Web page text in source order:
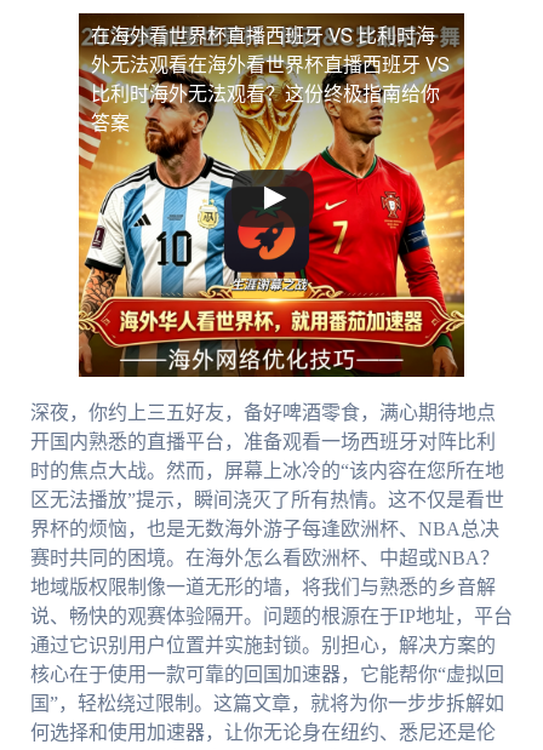
在海外看世界杯直播西班牙 VS 比利时海
外无法观看在海外看世界杯直播西班牙 VS
比利时海外无法观看？这份终极指南给你
答案
深夜，你约上三五好友，备好啤酒零食，满心期待地点
开国内熟悉的直播平台，准备观看一场西班牙对阵比利
时的焦点大战。然而，屏幕上冰冷的“该内容在您所在地
区无法播放”提示，瞬间浇灭了所有热情。这不仅是看世
界杯的烦恼，也是无数海外游子每逢欧洲杯、NBA总决
赛时共同的困境。在海外怎么看欧洲杯、中超或NBA？
地域版权限制像一道无形的墙，将我们与熟悉的乡音解
说、畅快的观赛体验隔开。问题的根源在于IP地址，平台
通过它识别用户位置并实施封锁。别担心，解决方案的
核心在于使用一款可靠的回国加速器，它能帮你“虚拟回
国”，轻松绕过限制。这篇文章，就将为你一步步拆解如
何选择和使用加速器，让你无论身在纽约、悉尼还是伦